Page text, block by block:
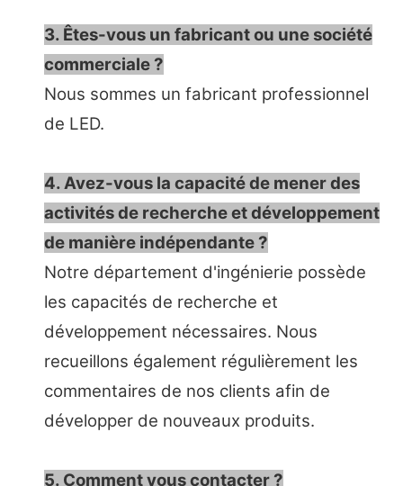
3. Êtes-vous un fabricant ou une société
commerciale ?
Nous sommes un fabricant professionnel
de LED.
4. Avez-vous la capacité de mener des
activités de recherche et développement
de manière indépendante ?
Notre département d'ingénierie possède
les capacités de recherche et
développement nécessaires. Nous
recueillons également régulièrement les
commentaires de nos clients afin de
développer de nouveaux produits.
5. Comment vous contacter ?